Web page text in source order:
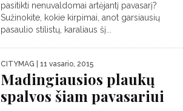
pasitikti nenuvaldomai artėjantį pavasarį?
Sužinokite, kokie kirpimai, anot garsiausių
pasaulio stilistų, karaliaus šį...
CITYMAG | 11 vasario, 2015
Madingiausios plaukų
spalvos šiam pavasariui